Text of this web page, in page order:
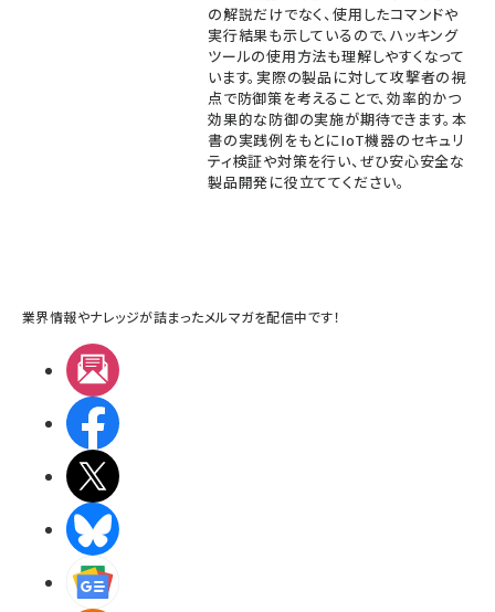
の解説だけでなく、使用したコマンドや
実行結果も示しているので、ハッキング
ツールの使用方法も理解しやすくなって
います。実際の製品に対して攻撃者の視
点で防御策を考えることで、効率的かつ
効果的な防御の実施が期待できます。本
書の実践例をもとにIoT機器のセキュリ
ティ検証や対策を行い、ぜひ安心安全な
製品開発に役立ててください。
業界情報やナレッジが詰まったメルマガを配信中です！